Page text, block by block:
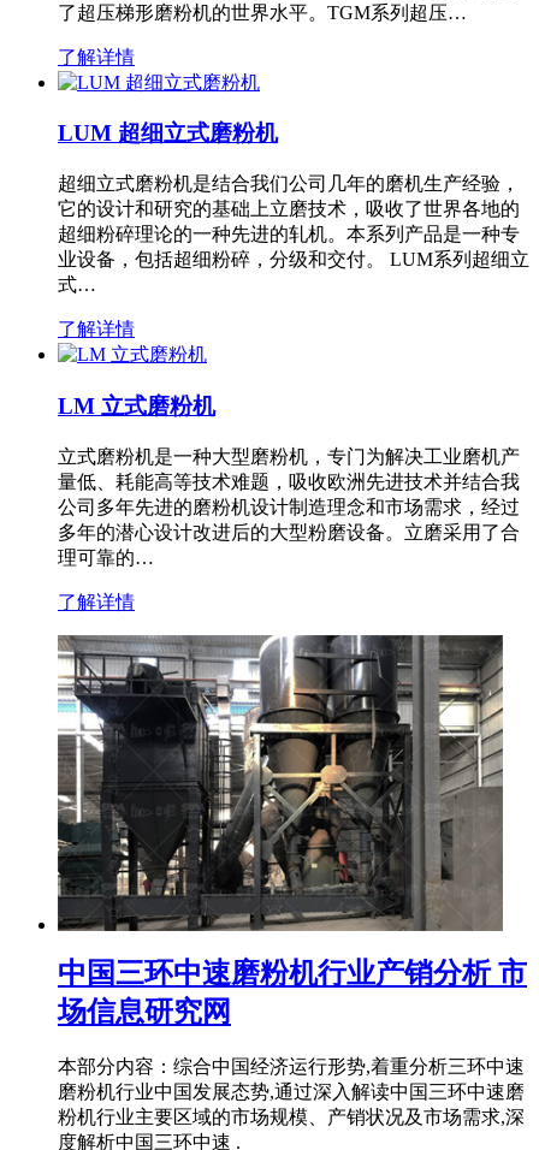
了超压梯形磨粉机的世界水平。TGM系列超压…
了解详情
LUM 超细立式磨粉机
超细立式磨粉机是结合我们公司几年的磨机生产经验，
它的设计和研究的基础上立磨技术，吸收了世界各地的
超细粉碎理论的一种先进的轧机。本系列产品是一种专
业设备，包括超细粉碎，分级和交付。 LUM系列超细立
式…
了解详情
LM 立式磨粉机
立式磨粉机是一种大型磨粉机，专门为解决工业磨机产
量低、耗能高等技术难题，吸收欧洲先进技术并结合我
公司多年先进的磨粉机设计制造理念和市场需求，经过
多年的潜心设计改进后的大型粉磨设备。立磨采用了合
理可靠的…
了解详情
中国三环中速磨粉机行业产销分析 市
场信息研究网
本部分内容：综合中国经济运行形势,着重分析三环中速
磨粉机行业中国发展态势,通过深入解读中国三环中速磨
粉机行业主要区域的市场规模、产销状况及市场需求,深
度解析中国三环中速 .